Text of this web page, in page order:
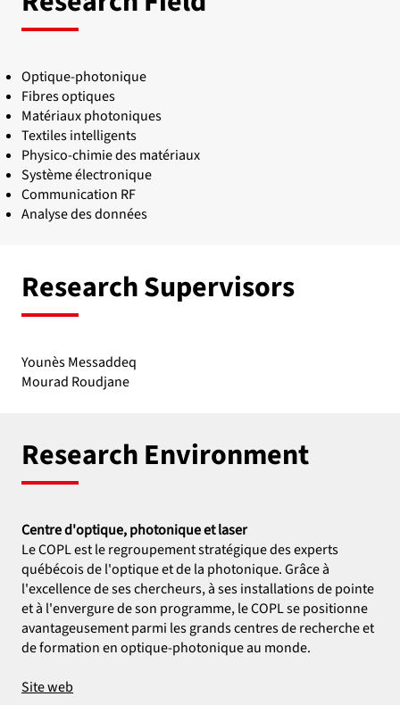
Optique-photonique
Fibres optiques
Matériaux photoniques
Textiles intelligents
Physico-chimie des matériaux
Système électronique
Communication RF
Analyse des données
Research Supervisors
Younès Messaddeq
Mourad Roudjane
Research Environment
Centre d'optique, photonique et laser
Le COPL est le regroupement stratégique des experts
québécois de l'optique et de la photonique. Grâce à
l'excellence de ses chercheurs, à ses installations de pointe
et à l'envergure de son programme, le COPL se positionne
avantageusement parmi les grands centres de recherche et
de formation en optique-photonique au monde.
Site web